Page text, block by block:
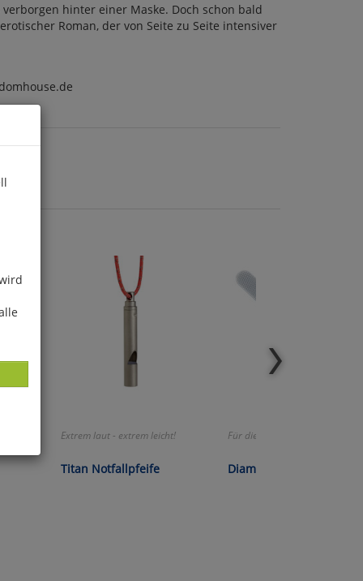
hinter einer Maske. Doch schon bald
Roman, der von Seite zu Seite intensiver
Extrem laut - extrem leicht!
Titan Notfallpfeife
Für die perfekte Pflege!
Diamantstaub-Nagelfeile